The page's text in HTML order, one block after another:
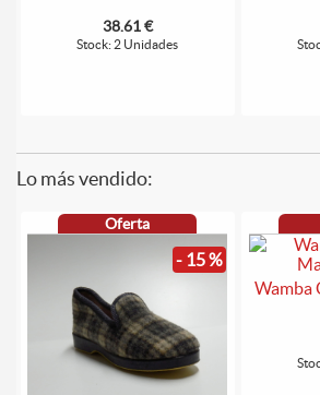
38.61 €
Stock: 2 Unidades
Lo más vendido:
Oferta
- 15 %
Wamba